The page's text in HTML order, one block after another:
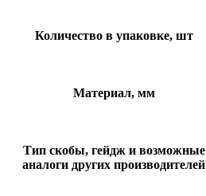
Количество в упаковке, шт
Материал, мм
Тип скобы, гейдж и возможные
аналоги других производителей